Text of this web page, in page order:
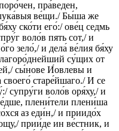
пра́веден,
лука́выя ве́щи./ Бы́ша же
ско́ти его́:/ ове́ц седмь
воло́в пять сот,/ и
зело́,/ и дела́ ве́лия бя́ху
су́щих от
сы́нове И́овлевы и
старе́йшаго./ И се
супру́ги воло́в оря́ху,/ и
плени́тели плени́ша
аз еди́н,/ и приидо́х
прии́де ин ве́стник, и